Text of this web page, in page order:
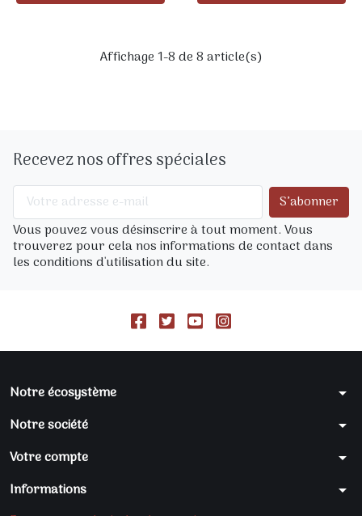
Affichage 1-8 de 8 article(s)
Recevez nos offres spéciales
Vous pouvez vous désinscrire à tout moment. Vous
trouverez pour cela nos informations de contact dans
les conditions d'utilisation du site.
Notre écosystème arrow_drop_down
Notre société arrow_drop_down
Votre compte arrow_drop_down
Informations arrow_drop_down